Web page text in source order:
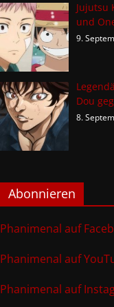
Jujutsu
und
9.
Dou
8.
Abonnieren
Phanimenal auf
Phanimenal auf
Phanimenal auf